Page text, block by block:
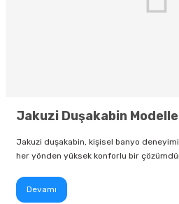
Jakuzi Duşakabin
Jakuzi duşakabin, kişisel banyo
her yönden yüksek konforlu bir
Devamı